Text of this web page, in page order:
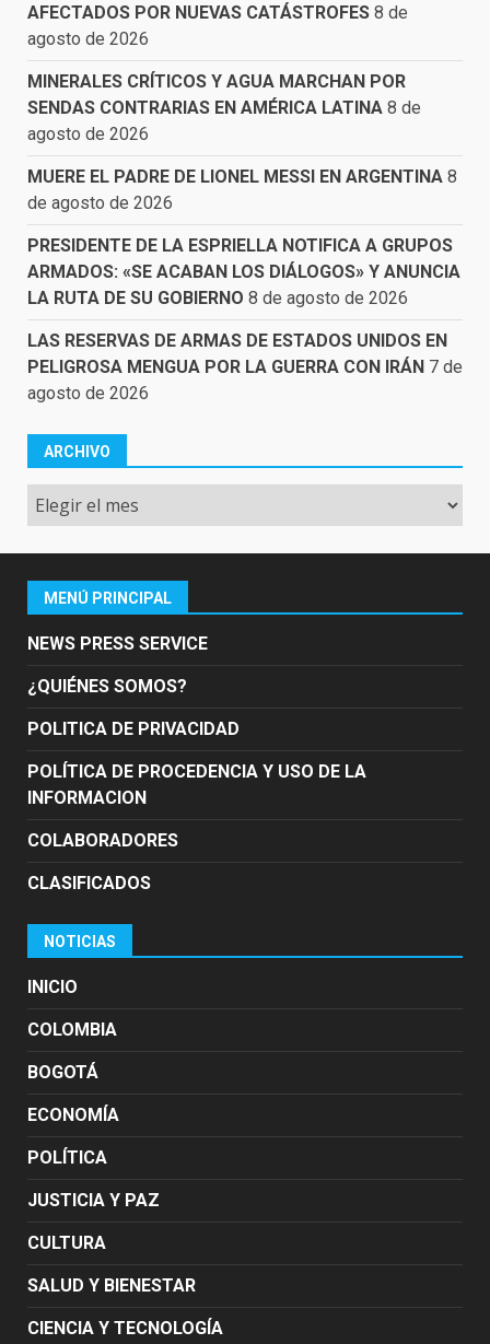
AFECTADOS POR NUEVAS CATÁSTROFES 8 de
agosto de 2026
MINERALES CRÍTICOS Y AGUA MARCHAN POR
SENDAS CONTRARIAS EN AMÉRICA LATINA 8 de
agosto de 2026
MUERE EL PADRE DE LIONEL MESSI EN ARGENTINA 8
de agosto de 2026
PRESIDENTE DE LA ESPRIELLA NOTIFICA A GRUPOS
ARMADOS: «SE ACABAN LOS DIÁLOGOS» Y ANUNCIA
LA RUTA DE SU GOBIERNO 8 de agosto de 2026
LAS RESERVAS DE ARMAS DE ESTADOS UNIDOS EN
PELIGROSA MENGUA POR LA GUERRA CON IRÁN 7 de
agosto de 2026
ARCHIVO
Archivo
MENÚ PRINCIPAL
NEWS PRESS SERVICE
¿QUIÉNES SOMOS?
POLITICA DE PRIVACIDAD
POLÍTICA DE PROCEDENCIA Y USO DE LA
INFORMACION
COLABORADORES
CLASIFICADOS
NOTICIAS
INICIO
COLOMBIA
BOGOTÁ
ECONOMÍA
POLÍTICA
JUSTICIA Y PAZ
CULTURA
SALUD Y BIENESTAR
CIENCIA Y TECNOLOGÍA